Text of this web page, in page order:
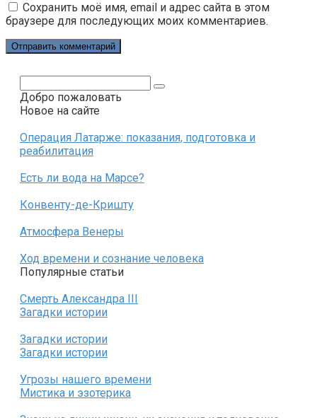
Сохранить моё имя, email и адрес сайта в этом
браузере для последующих моих комментариев.
Добро пожаловать
Новое на сайте
Операция Латарже: показания, подготовка и
реабилитация
Есть ли вода на Марсе?
Конвенту-де-Кришту
Атмосфера Венеры
Ход времени и сознание человека
Популярные статьи
Смерть Александра III
Загадки истории
Загадки истории
Загадки истории
Угрозы нашего времени
Мистика и эзотерика